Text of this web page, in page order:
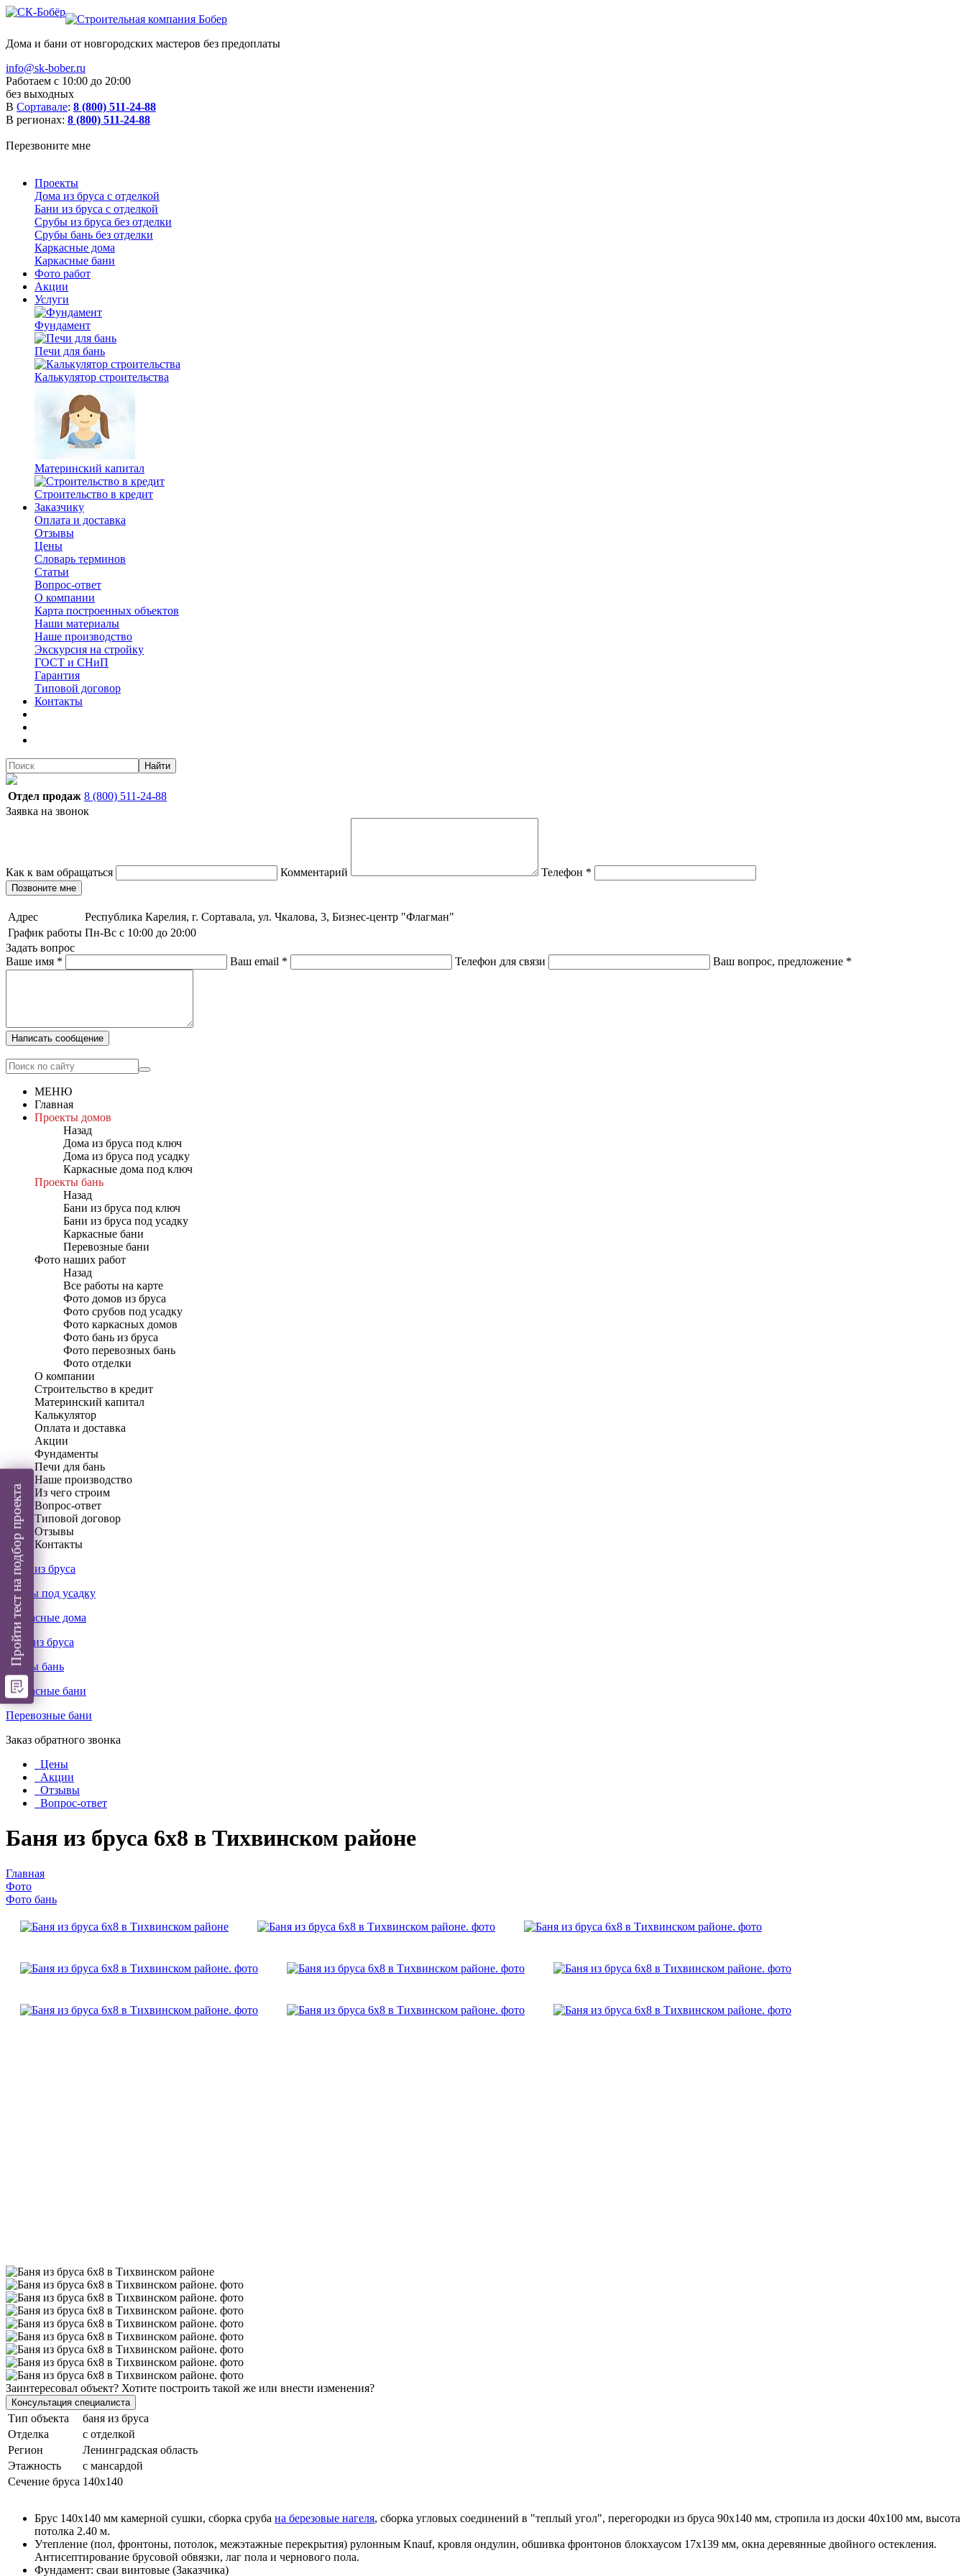
Дома и бани от новгородских мастеров без предоплаты
info@sk-bober.ru
Работаем с 10:00 до 20:00
без выходных
В Сортавале: 8 (800) 511-24-88
В регионах: 8 (800) 511-24-88
Перезвоните мне
Проекты
Дома из бруса с отделкой
Бани из бруса с отделкой
Срубы из бруса без отделки
Срубы бань без отделки
Каркасные дома
Каркасные бани
Фото работ
Акции
Услуги
Фундамент
Печи для бань
Калькулятор строительства
Материнский капитал
Строительство в кредит
Заказчику
Оплата и доставка
Отзывы
Цены
Словарь терминов
Статьи
Вопрос-ответ
О компании
Карта построенных объектов
Наши материалы
Наше производство
Экскурсия на стройку
ГОСТ и СНиП
Гарантия
Типовой договор
Контакты
Найти
Отдел продаж 8 (800) 511-24-88
Заявка на звонок
Как к вам обращаться Комментарий Телефон *
Позвоните мне
Адрес
Республика Карелия, г. Сортавала, ул. Чкалова, 3, Бизнес-центр "Флагман"
График работы Пн-Вс с 10:00 до 20:00
Задать вопрос
Ваше имя * Ваш email * Телефон для связи Ваш вопрос, предложение *
Написать сообщение
МЕНЮ
Главная
Проекты домов
Назад
Дома из бруса под ключ
Дома из бруса под усадку
Каркасные дома под ключ
Проекты бань
Назад
Бани из бруса под ключ
Бани из бруса под усадку
Каркасные бани
Перевозные бани
Фото наших работ
Назад
Все работы на карте
Фото домов из бруса
Фото срубов под усадку
Фото каркасных домов
Фото бань из бруса
Фото перевозных бань
Фото отделки
О компании
Строительство в кредит
Материнский капитал
Калькулятор
Оплата и доставка
Акции
Фундаменты
Печи для бань
Наше производство
Из чего строим
Вопрос-ответ
Типовой договор
Отзывы
Контакты
Дома из бруса
Срубы под усадку
Каркасные дома
Бани из бруса
Срубы бань
Каркасные бани
Перевозные бани
Заказ обратного звонка
Цены
Акции
Отзывы
Вопрос-ответ
Баня из бруса 6х8 в Тихвинском районе
Главная
Фото
Фото бань
Заинтересовал объект? Хотите построить такой же или внести изменения?
Консультация специалиста
Тип объекта
баня из бруса
Отделка
с отделкой
Регион
Ленинградская область
Этажность
с мансардой
Сечение бруса 140х140
Брус 140х140 мм камерной сушки, сборка сруба на березовые нагеля, сборка угловых соединений в "теплый угол", перегородки из бруса 90х140 мм, стропила из доски 40х100 мм, высота
потолка 2.40 м.
Утепление (пол, фронтоны, потолок, межэтажные перекрытия) рулонным Knauf, кровля ондулин, обшивка фронтонов блокхаусом 17х139 мм, окна деревянные двойного остекления.
Антисептирование брусовой обвязки, лаг пола и чернового пола.
Фундамент: сваи винтовые (Заказчика)
Пройти тест на подбор проекта